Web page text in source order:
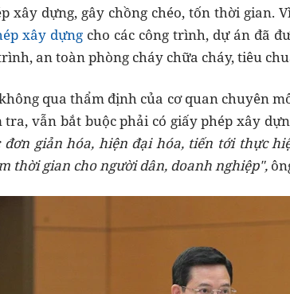
xây dựng, gây chồng chéo, tốn thời gian.
xây dựng cho các công trình, dự án đã
an toàn phòng cháy chữa cháy, tiêu
qua thẩm định của cơ quan chuyên
tra,vẫn bắt buộc phải có giấy phép xây
đơn giản hóa, hiện đại hóa, tiến tới thực
thời gian cho người dân, doanh nghiệp",